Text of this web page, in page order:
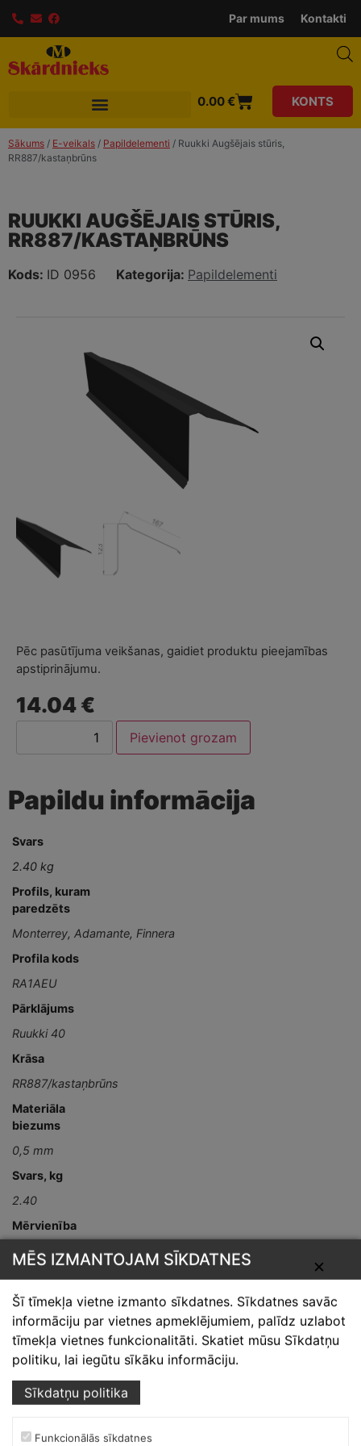
Par mums Kontakti
0.00€ KONTS
Sākums / E-veikals / Papildelementi / Ruukki Augšējais stūris,
RR887/kastaņbrūns
RUUKKI AUGŠĒJAIS STŪRIS,
RR887/KASTAŅBRŪNS
Kods: ID 0956 Kategorija: Papildelementi
Pēc pasūtījuma veikšanas, gaidiet produktu pieejamības
apstiprinājumu.
14.04 €
Pievienot grozam
Papildu informācija
Svars
2.40 kg
Profils, kuram
paredzēts
Monterrey, Adamante, Finnera
Profila kods
RA1AEU
Pārklājums
Ruukki 40
Krāsa
RR887/kastaņbrūns
Materiāla
biezums
0,5 mm
Svars, kg
2.40
Mērvienība
gab
mm
L-2000
✕
MĒS IZMANTOJAM SĪKDATNES
Šī tīmekļa vietne izmanto sīkdatnes. Sīkdatnes savāc
informāciju par vietnes apmeklējumiem, palīdz uzlabot
tīmekļa vietnes funkcionalitāti. Skatiet mūsu Sīkdatņu
politiku, lai iegūtu sīkāku informāciju.
Sīkdatņu politika
Funkcionālās sīkdatnes